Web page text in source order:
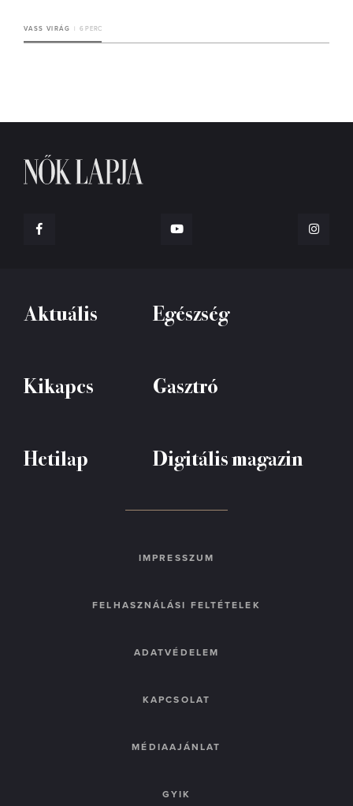
VASS VIRÁG 6 PERC
Aktuális Egészség
Kikapcs Gasztró
Hetilap Digitális magazin
IMPRESSZUM
FELHASZNÁLÁSI FELTÉTELEK
ADATVÉDELEM
KAPCSOLAT
MÉDIAAJÁNLAT
GYIK